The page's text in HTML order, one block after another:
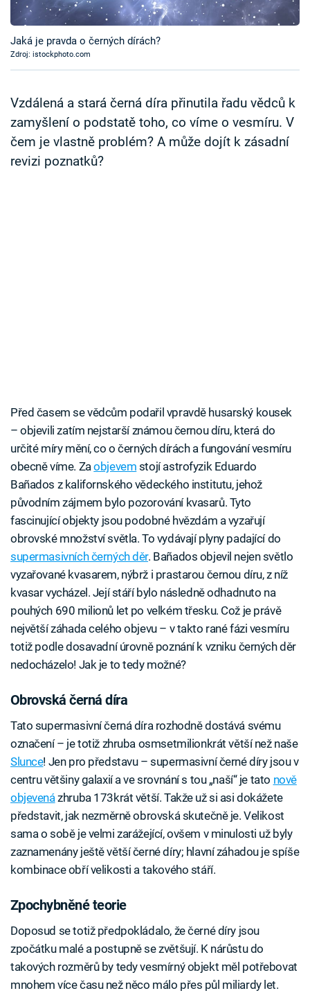
Časopis
Sledujte prima+
Sledujte nás
Jaká je pravda o černých dírách?
Zdroj: istockphoto.com
Vzdálená a stará černá díra přinutila řadu vědců k
zamyšlení o podstatě toho, co víme o vesmíru. V
čem je vlastně problém? A může dojít k zásadní
revizi poznatků?
Před časem se vědcům podařil vpravdě husarský kousek
– objevili zatím nejstarší známou černou díru, která do
určité míry mění, co o černých dírách a fungování vesmíru
obecně víme. Zaobjevem stojí astrofyzik Eduardo
Bañados z kalifornského vědeckého institutu, jehož
původním zájmem bylo pozorování kvasarů. Tyto
fascinující objekty jsou podobné hvězdám a vyzařují
obrovské množství světla. To vydávají plyny padající do
supermasivních černých děr. Bañados objevil nejen světlo
vyzařované kvasarem, nýbrž i prastarou černou díru, z níž
kvasar vycházel. Její stáří bylo následně odhadnuto na
pouhých 690 milionů let po velkém třesku. Což je právě
největší záhada celého objevu – v takto rané fázi vesmíru
totiž podle dosavadní úrovně poznání k vzniku černých děr
nedocházelo! Jak je to tedy možné?
Obrovská černá díra
Tato supermasivní černá díra rozhodně dostává svému
označení – je totiž zhruba osmsetmilionkrát větší než naše
Slunce! Jen pro představu – supermasivní černé díry jsou v
centru většiny galaxií a ve srovnání s tou „naší“ je tato nově
objevenázhruba 173krát větší. Takže už si asi dokážete
představit, jak nezměrně obrovská skutečně je. Velikost
sama o sobě je velmi zarážející, ovšem v minulosti už byly
zaznamenány ještě větší černé díry; hlavní záhadou je spíše
kombinace obří velikosti a takového stáří.
Zpochybněné teorie
Doposud se totiž předpokládalo, že černé díry jsou
zpočátku malé a postupně se zvětšují. K nárůstu do
takových rozměrů by tedy vesmírný objekt měl potřebovat
mnohem více času než něco málo přes půl miliardy let.